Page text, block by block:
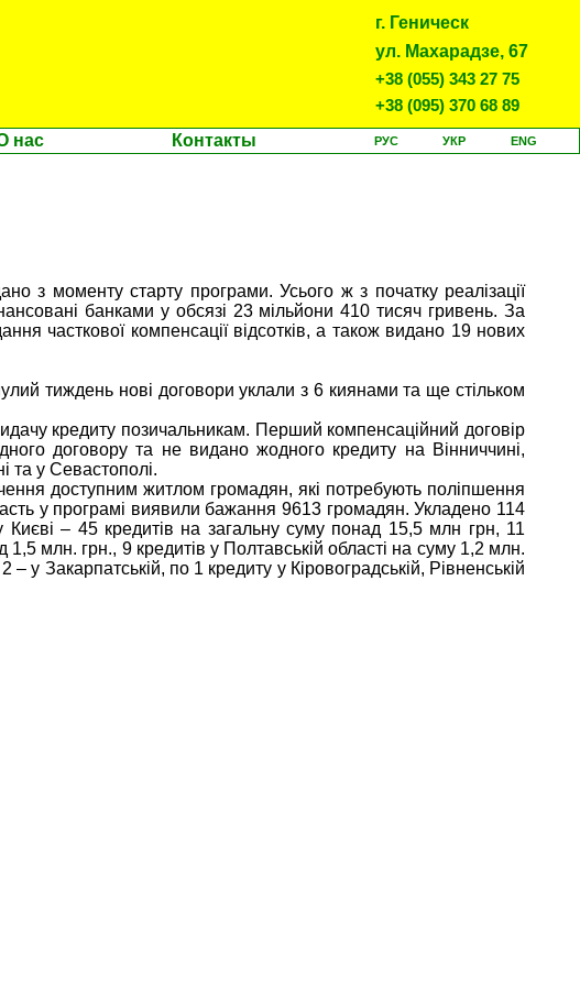
г. Геническ
ул. Махарадзе, 67
+38 (055) 343 27 75
+38 (095) 370 68 89
нас Контакты РУС УКР ENG
з моменту старту програми. Усього ж з початку реалізації
банками у обсязі 23 мільйони 410 тисяч гривень. За
часткової компенсації відсотків, а також видано 19 нових
тиждень нові договори уклали з 6 киянами та ще стільком
кредиту позичальникам. Перший компенсаційний договір
договору та не видано жодного кредиту на Вінниччині,
та у Севастополі.
доступним житлом громадян, які потребують поліпшення
у програмі виявили бажання 9613 громадян. Укладено 114
– 45 кредитів на загальну суму понад 15,5 млн грн, 11
1,5 млн. грн., 9 кредитів у Полтавській області на суму 1,2 млн.
у Закарпатській, по 1 кредиту у Кіровоградській, Рівненській